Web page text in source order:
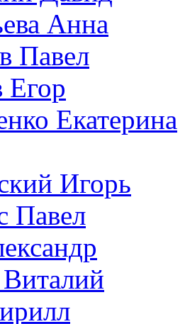
Анна
Павел
Егор
Екатерина
Игорь
Павел